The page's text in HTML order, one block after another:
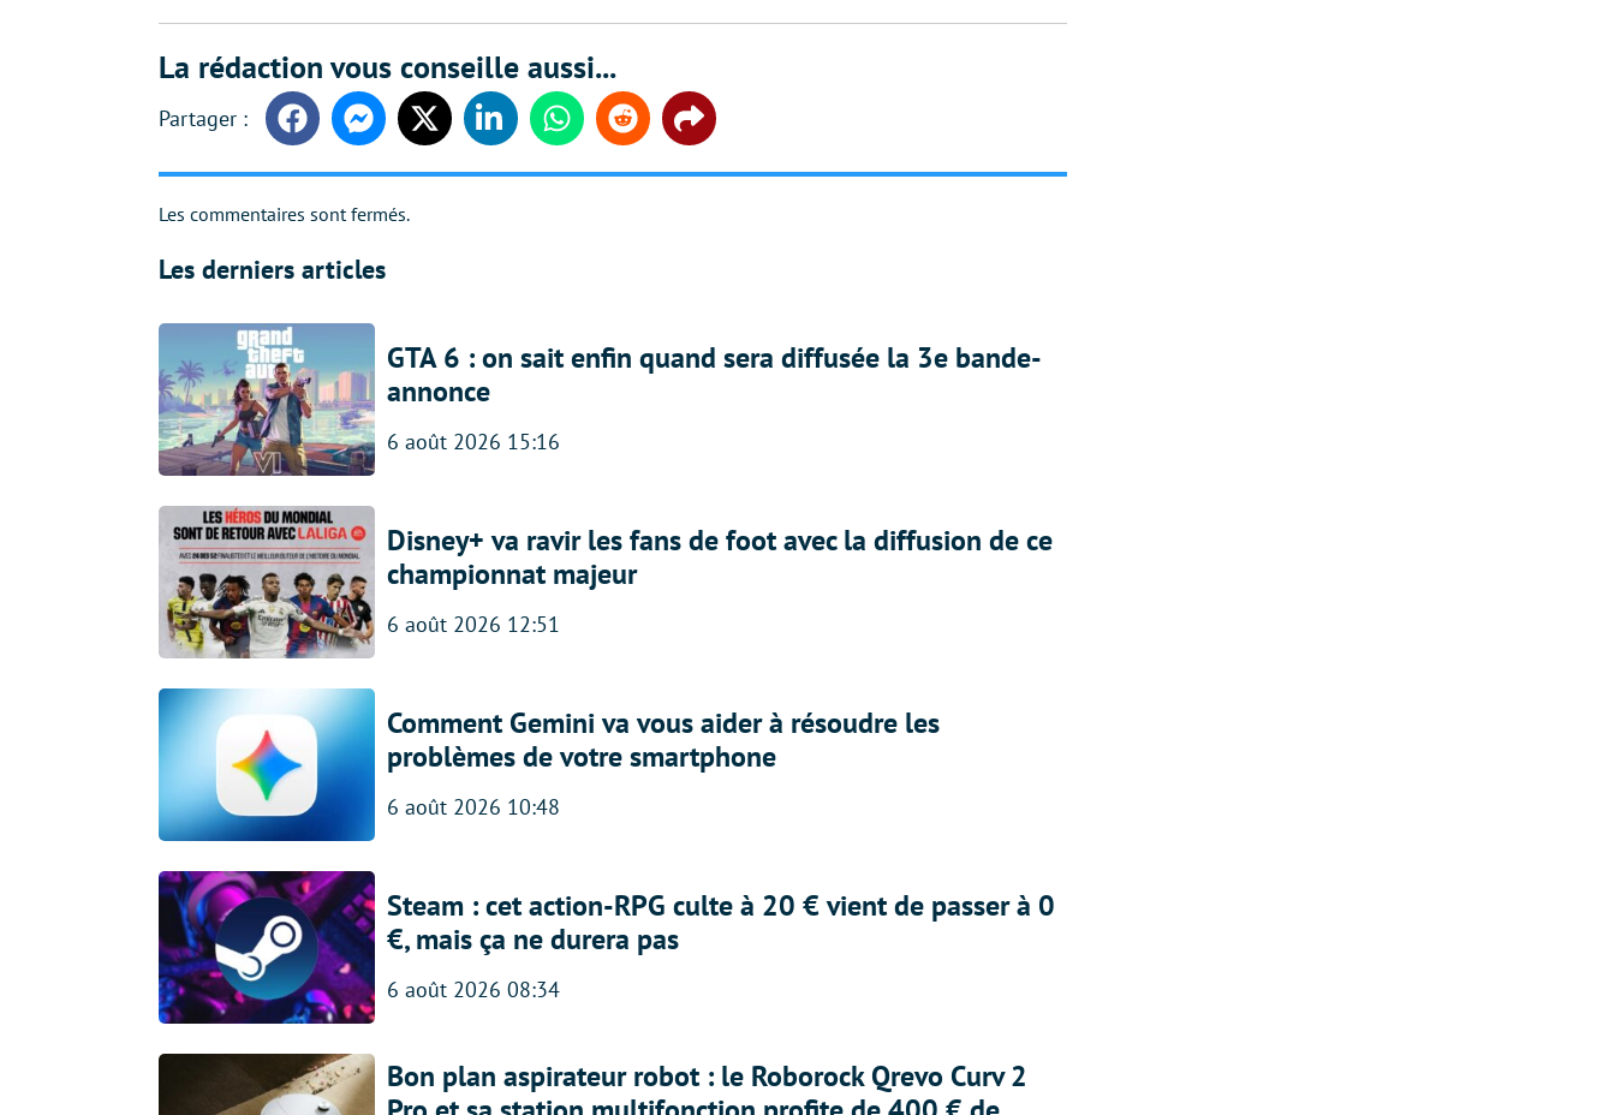
La rédaction vous conseille aussi...
FacebookMessengerTwitter LinkedinWhatsappReddit Share
Les commentaires sont fermés.
Les derniers articles
GTA 6 : on sait enfin quand sera diffusée la 3e bande-
annonce
6 août 2026 15:16
Disney+ va ravir les fans de foot avec la diffusion de ce
championnat majeur
6 août 2026 12:51
Comment Gemini va vous aider à résoudre les
problèmes de votre smartphone
6 août 2026 10:48
Steam : cet action-RPG culte à 20 € vient de passer à 0
€, mais ça ne durera pas
6 août 2026 08:34
Bon plan aspirateur robot : le Roborock Qrevo Curv 2